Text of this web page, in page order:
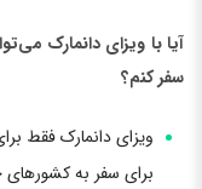
آیا با ویزای دانمارک
سفر کنم؟
ویزای دانمارک فقط
برای سفر به کشورهای